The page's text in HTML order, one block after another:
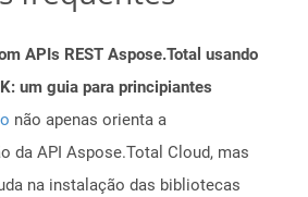
APIs REST Aspose.Total usando
um guia para principiantes
não apenas orienta a
da API Aspose.Total Cloud, mas
na instalação das bibliotecas